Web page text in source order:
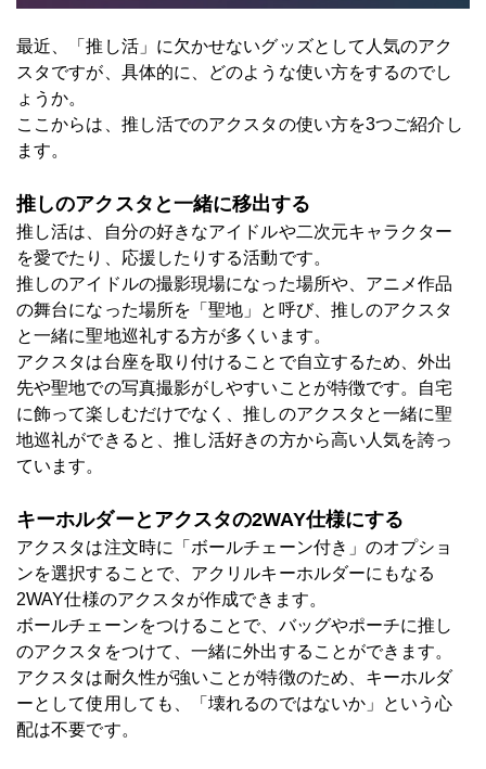
最近、「推し活」に欠かせないグッズとして人気のアク
スタですが、具体的に、どのような使い方をするのでし
ょうか。
ここからは、推し活でのアクスタの使い方を3つご紹介し
ます。
推しのアクスタと一緒に移出する
推し活は、自分の好きなアイドルや二次元キャラクター
を愛でたり、応援したりする活動です。
推しのアイドルの撮影現場になった場所や、アニメ作品
の舞台になった場所を「聖地」と呼び、推しのアクスタ
と一緒に聖地巡礼する方が多くいます。
アクスタは台座を取り付けることで自立するため、外出
先や聖地での写真撮影がしやすいことが特徴です。自宅
に飾って楽しむだけでなく、推しのアクスタと一緒に聖
地巡礼ができると、推し活好きの方から高い人気を誇っ
ています。
キーホルダーとアクスタの2WAY仕様にする
アクスタは注文時に「ボールチェーン付き」のオプショ
ンを選択することで、アクリルキーホルダーにもなる
2WAY仕様のアクスタが作成できます。
ボールチェーンをつけることで、バッグやポーチに推し
のアクスタをつけて、一緒に外出することができます。
アクスタは耐久性が強いことが特徴のため、キーホルダ
ーとして使用しても、「壊れるのではないか」という心
配は不要です。